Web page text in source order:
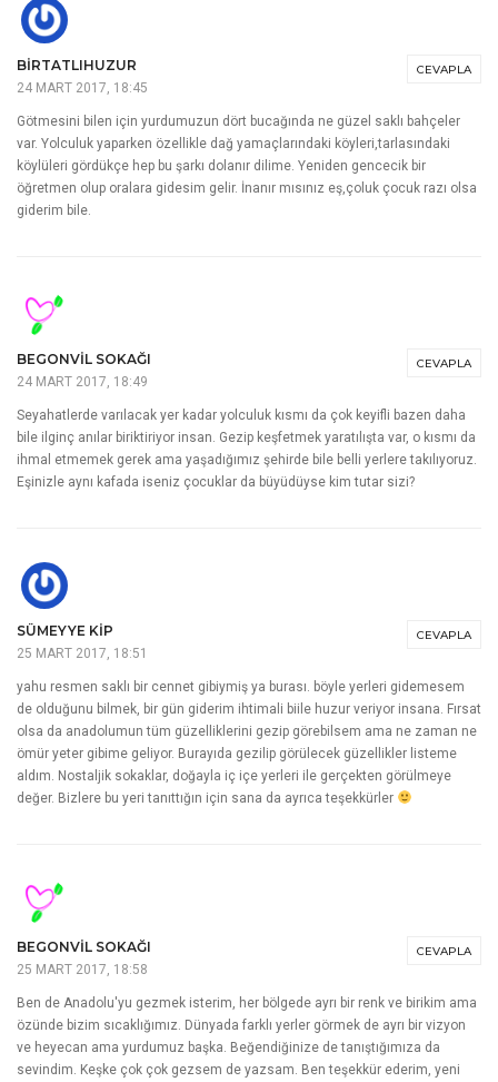
CEVAPLA
BIRTATLIHUZUR
24 MART 2017, 18:45
Götmesini bilen için yurdumuzun dört bucağında ne güzel saklı bahçeler
var. Yolculuk yaparken özellikle dağ yamaçlarındaki köyleri,tarlasındaki
köylüleri gördükçe hep bu şarkı dolanır dilime. Yeniden gencecik bir
öğretmen olup oralara gidesim gelir. İnanır mısınız eş,çoluk çocuk razı olsa
giderim bile.
CEVAPLA
BEGONVIL SOKAĞI
24 MART 2017, 18:49
Seyahatlerde varılacak yer kadar yolculuk kısmı da çok keyifli bazen daha
bile ilginç anılar biriktiriyor insan. Gezip keşfetmek yaratılışta var, o kısmı da
ihmal etmemek gerek ama yaşadığımız şehirde bile belli yerlere takılıyoruz.
Eşinizle aynı kafada iseniz çocuklar da büyüdüyse kim tutar sizi?
CEVAPLA
SÜMEYYE KIP
25 MART 2017, 18:51
yahu resmen saklı bir cennet gibiymiş ya burası. böyle yerleri gidemesem
de olduğunu bilmek, bir gün giderim ihtimali biile huzur veriyor insana. Fırsat
olsa da anadolumun tüm güzelliklerini gezip görebilsem ama ne zaman ne
ömür yeter gibime geliyor. Burayıda gezilip görülecek güzellikler listeme
aldım. Nostaljik sokaklar, doğayla iç içe yerleri ile gerçekten görülmeye
değer. Bizlere bu yeri tanıttığın için sana da ayrıca teşekkürler
CEVAPLA
BEGONVIL SOKAĞI
25 MART 2017, 18:58
Ben de Anadolu'yu gezmek isterim, her bölgede ayrı bir renk ve birikim ama
özünde bizim sıcaklığımız. Dünyada farklı yerler görmek de ayrı bir vizyon
ve heyecan ama yurdumuz başka. Beğendiğinize de tanıştığımıza da
sevindim. Keşke çok çok gezsem de yazsam. Ben teşekkür ederim, yeni